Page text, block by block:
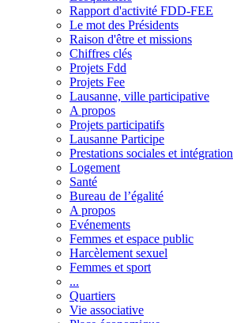
Rapport d'activité FDD-FEE
Le mot des Présidents
Raison d'être et missions
Chiffres clés
Projets Fdd
Projets Fee
Lausanne, ville participative
A propos
Projets participatifs
Lausanne Participe
Prestations sociales et intégration
Logement
Santé
Bureau de l’égalité
A propos
Evénements
Femmes et espace public
Harcèlement sexuel
Femmes et sport
...
Quartiers
Vie associative